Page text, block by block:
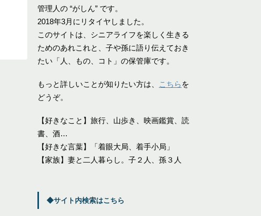
管理人の “がしん” です。
2018年3月にリタイヤしました。
このサイトは、シニアライフを楽しく生きる
ためのあれこれと、子や孫に語り伝えておき
たい「人、もの、コト」の保管庫です。
もっと詳しいことが知りたい方は、 こちら を
どうぞ。
【好きなこと】旅行、山歩き、映画鑑賞、読
書、酒…
【好きな言葉】「着眼大局、着手小局」
【家族】妻と二人暮らし。子２人、孫３人
◆サイト内検索はこちら